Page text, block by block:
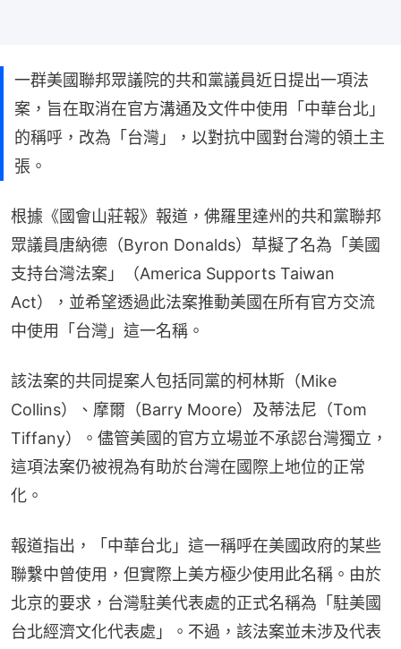
一群美國聯邦眾議院的共和黨議員近日提出一項法
案，旨在取消在官方溝通及文件中使用「中華台北」
的稱呼，改為「台灣」，以對抗中國對台灣的領土主
張。
根據《國會山莊報》報道，佛羅里達州的共和黨聯邦
眾議員唐納德（Byron Donalds）草擬了名為「美國
支持台灣法案」（America Supports Taiwan
Act），並希望透過此法案推動美國在所有官方交流
中使用「台灣」這一名稱。
該法案的共同提案人包括同黨的柯林斯（Mike
Collins）、摩爾（Barry Moore）及蒂法尼（Tom
Tiffany）。儘管美國的官方立場並不承認台灣獨立，
這項法案仍被視為有助於台灣在國際上地位的正常
化。
報道指出，「中華台北」這一稱呼在美國政府的某些
聯繫中曾使用，但實際上美方極少使用此名稱。由於
北京的要求，台灣駐美代表處的正式名稱為「駐美國
台北經濟文化代表處」。不過，該法案並未涉及代表